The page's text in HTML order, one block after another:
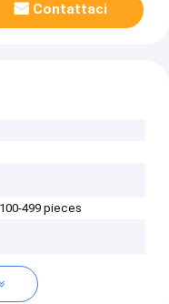
Contattaci
499 pieces